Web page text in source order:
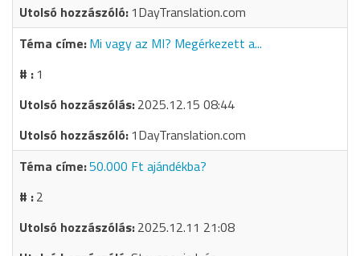
1DayTranslation.com
Mi vagy az MI? Megérkezett a...
1
2025.12.15 08:44
1DayTranslation.com
50.000 Ft ajándékba?
2
2025.12.11 21:08